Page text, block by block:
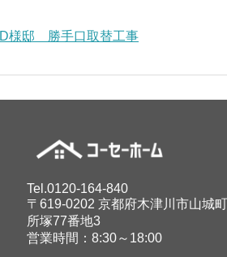
D様邸 勝手口取替工事
Tel.0120-164-840
〒619-0202 京都府木津川市山城
所塚77番地3
営業時間：8:30～18:00